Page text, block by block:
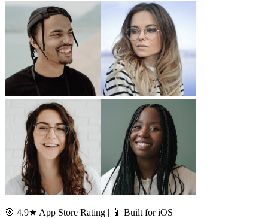
🎯 4.9★ App Store Rating | 📱 Built for iOS